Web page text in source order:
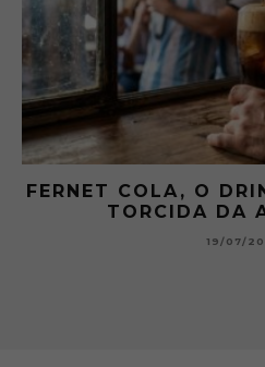
A
GIBSON: O
HISTÓRIA
15/07/